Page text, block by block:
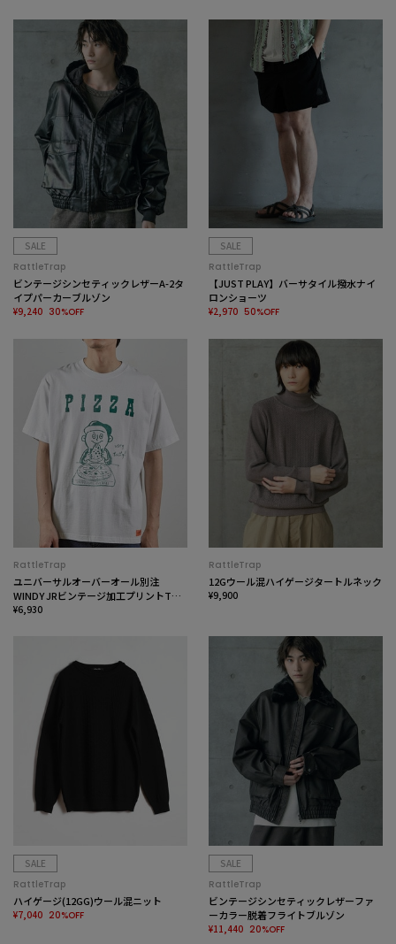
SALE
RattleTrap
ビンテージシンセティックレザーA-2タ
イプパーカーブルゾン
¥9,240 30%OFF
SALE
RattleTrap
【JUST PLAY】バーサタイル撥水ナイ
ロンショーツ
¥2,970 50%OFF
RattleTrap
ユニバーサルオーバーオール別注
WINDY JRビンテージ加工プリントTシ
ャツ
¥6,930
RattleTrap
12Gウール混ハイゲージタートルネック
¥9,900
SALE
RattleTrap
ハイゲージ(12GG)ウール混ニット
¥7,040 20%OFF
SALE
RattleTrap
ビンテージシンセティックレザーファ
ーカラー脱着フライトブルゾン
¥11,440 20%OFF